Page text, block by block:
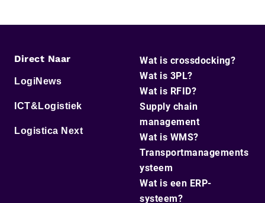
Direct Naar
LogiNews
ICT&Logistiek
Logistica Next
Wat is crossdocking?
Wat is 3PL?
Wat is RFID?
Supply chain
management
Wat is WMS?
Transportmanagements
ysteem
Wat is een ERP-
systeem?